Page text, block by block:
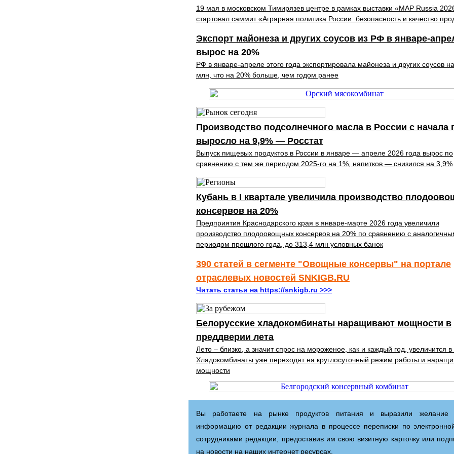
19 мая в московском Тимирязев центре в рамках выставки «MAP Russia
стартовал саммит «Аграрная политика России: безопасность и качество
Экспорт майонеза и других соусов из РФ в январе-
вырос на 20%
РФ в январе-апреле этого года экспортировала майонеза и других соусов
млн, что на 20% больше, чем годом ранее
Производство подсолнечного масла в России с начала
выросло на 9,9% — Росстат
Выпуск пищевых продуктов в России в январе — апреле 2026 года вырос по
сравнению с тем же периодом 2025-го на 1%, напитков — снизился на 3,9%
Кубань в I квартале увеличила производство
консервов на 20%
Предприятия Краснодарского края в январе-марте 2026 года увеличили
производство плодоовощных консервов на 20% по сравнению с
периодом прошлого года, до 313,4 млн условных банок
390 статей в сегменте "Овощные консервы" на портале
отраслевых новостей SNKIGB.RU
Читать статьи на https://snkigb.ru >>>
Белорусские хладокомбинаты наращивают мощности в
преддверии лета
Лето – близко, а значит спрос на мороженое, как и каждый год, увеличится в
Хладокомбинаты уже переходят на круглосуточный режим работы и
мощности
Вы работаете на рынке продуктов питания и выразили желание
информацию от редакции журнала в процессе переписки по
сотрудниками редакции, предоставив им свою визитную карточку или
на новости на наших интернет ресурсах.